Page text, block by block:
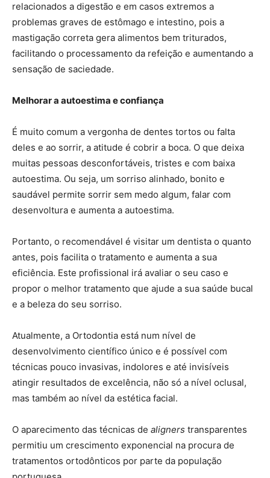
relacionados a digestão e em casos extremos a
problemas graves de estômago e intestino, pois a
mastigação correta gera alimentos bem triturados,
facilitando o processamento da refeição e aumentando a
sensação de saciedade.
Melhorar a autoestima e confiança
É muito comum a vergonha de dentes tortos ou falta
deles e ao sorrir, a atitude é cobrir a boca. O que deixa
muitas pessoas desconfortáveis, tristes e com baixa
autoestima. Ou seja, um sorriso alinhado, bonito e
saudável permite sorrir sem medo algum, falar com
desenvoltura e aumenta a autoestima.
Portanto, o recomendável é visitar um dentista o quanto
antes, pois facilita o tratamento e aumenta a sua
eficiência. Este profissional irá avaliar o seu caso e
propor o melhor tratamento que ajude a sua saúde bucal
e a beleza do seu sorriso.
Atualmente, a Ortodontia está num nível de
desenvolvimento científico único e é possível com
técnicas pouco invasivas, indolores e até invisíveis
atingir resultados de excelência, não só a nível oclusal,
mas também ao nível da estética facial.
O aparecimento das técnicas de aligners transparentes
permitiu um crescimento exponencial na procura de
tratamentos ortodônticos por parte da população